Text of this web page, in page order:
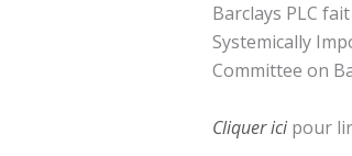
Barclays PLC
Systemically
Committee on
Cliquer ici pour